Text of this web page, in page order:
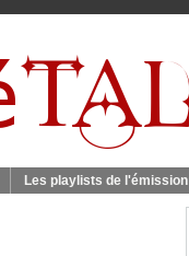
Les playlists de l'émission